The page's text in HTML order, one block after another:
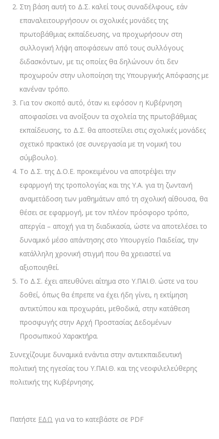
Στη βάση αυτή το Δ.Σ. καλεί τους συναδέλφους, εάν
επαναλειτουργήσουν οι σχολικές μονάδες της
πρωτοβάθμιας εκπαίδευσης, να προχωρήσουν στη
συλλογική λήψη αποφάσεων από τους συλλόγους
διδασκόντων, με τις οποίες θα δηλώνουν ότι δεν
προχωρούν στην υλοποίηση της Υπουργικής Απόφασης με
κανέναν τρόπο.
Για τον σκοπό αυτό, όταν κι εφόσον η Κυβέρνηση
αποφασίσει να ανοίξουν τα σχολεία της πρωτοβάθμιας
εκπαίδευσης, το Δ.Σ. θα αποστείλει στις σχολικές μονάδες
σχετικό πρακτικό (σε συνεργασία με τη νομική του
σύμβουλο).
Το Δ.Σ. της Δ.Ο.Ε. προκειμένου να αποτρέψει την
εφαρμογή της τροπολογίας και της Υ.Α. για τη ζωντανή
αναμετάδοση των μαθημάτων από τη σχολική αίθουσα, θα
θέσει σε εφαρμογή, με τον πλέον πρόσφορο τρόπο,
απεργία – αποχή για τη διαδικασία, ώστε να αποτελέσει το
δυναμικό μέσο απάντησης στο Υπουργείο Παιδείας, την
κατάλληλη χρονική στιγμή που θα χρειαστεί να
αξιοποιηθεί.
Το Δ.Σ. έχει απευθύνει αίτημα στο Υ.ΠΑΙ.Θ. ώστε να του
δοθεί, όπως θα έπρεπε να έχει ήδη γίνει, η εκτίμηση
αντικτύπου και προχωράει, μεθοδικά, στην κατάθεση
προσφυγής στην Αρχή Προστασίας Δεδομένων
Προσωπικού Χαρακτήρα.
Συνεχίζουμε δυναμικά ενάντια στην αντιεκπαιδευτική
πολιτική της ηγεσίας του Υ.ΠΑΙ.Θ. και της νεοφιλελεύθερης
πολιτικής της Κυβέρνησης.
Πατήστε ΕΔΩ για να το κατεβάστε σε PDF